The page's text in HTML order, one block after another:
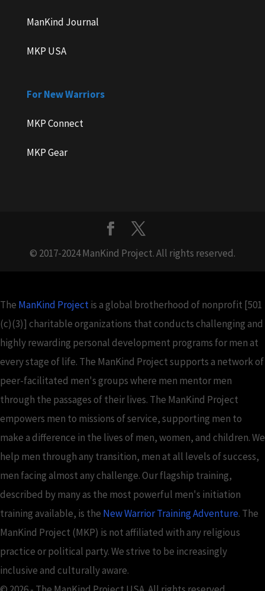
ManKind Journal
MKP USA
For New Warriors
MKP Connect
MKP Gear
© 2017-2024 ManKind Project. All rights reserved.
The ManKind Projectis a global brotherhood of nonprofit [501
(c)(3)] charitable organizations that conducts challenging and
highly rewarding personal development programs for men at
every stage of life. The ManKind Project supports a network of
peer-facilitated men's groups where men mentor men
through the passages of their lives. The ManKind Project
empowers men to missions of service, supporting men to
make a difference in the lives of men, women, and children. We
help men through any transition, men at all levels of success,
men facing almost any challenge. Our flagship training,
described by many as the most powerful men's initiation
training available, is the New Warrior Training Adventure. The
ManKind Project (MKP) is not affiliated with any religious
practice or political party. We strive to be increasingly
inclusive and culturally aware.